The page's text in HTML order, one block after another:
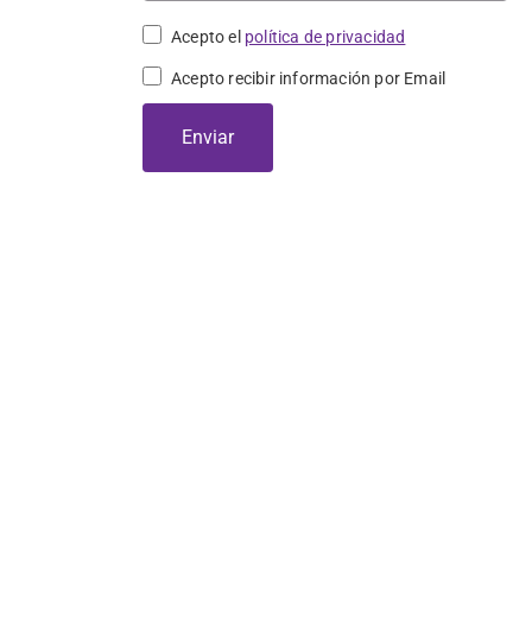
Acepto el política de privacidad
Acepto recibir información por Email
Enviar